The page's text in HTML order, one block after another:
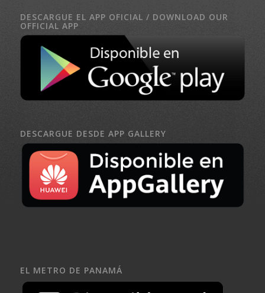
DESCARGUE EL APP OFICIAL / DOWNLOAD OUR
OFFICIAL APP
DESCARGUE DESDE APP GALLERY
EL METRO DE PANAMÁ